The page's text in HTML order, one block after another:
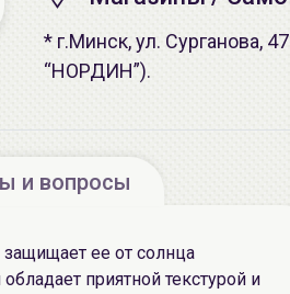
* г.Минск, ул. Сурганова,
“НОРДИН”).
и вопросы
ее от солнца
приятной текстурой и